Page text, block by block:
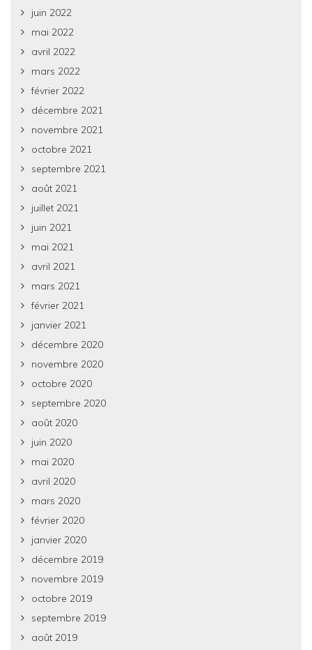
juin 2022
mai 2022
avril 2022
mars 2022
février 2022
décembre 2021
novembre 2021
octobre 2021
septembre 2021
août 2021
juillet 2021
juin 2021
mai 2021
avril 2021
mars 2021
février 2021
janvier 2021
décembre 2020
novembre 2020
octobre 2020
septembre 2020
août 2020
juin 2020
mai 2020
avril 2020
mars 2020
février 2020
janvier 2020
décembre 2019
novembre 2019
octobre 2019
septembre 2019
août 2019